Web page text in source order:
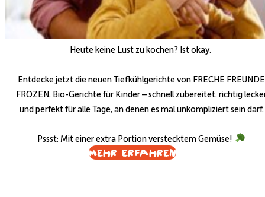
Heute keine Lust zu kochen? Ist okay.
Entdecke jetzt die neuen Tiefkühlgerichte von FRECHE FREUNDE
FROZEN. Bio-Gerichte für Kinder – schnell zubereitet, richtig
und perfekt für alle Tage, an denen es mal unkompliziert sein darf.
Pssst: Mit einer extra Portion verstecktem Gemüse!
Mehr erfahren